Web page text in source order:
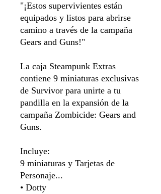
"¡Estos supervivientes están
equipados y listos para abrirse
camino a través de la campaña
Gears and Guns!"
La caja Steampunk Extras
contiene 9 miniaturas exclusivas
de Survivor para unirte a tu
pandilla en la expansión de la
campaña Zombicide: Gears and
Guns.
Incluye:
9 miniaturas y Tarjetas de
Personaje...
• Dotty